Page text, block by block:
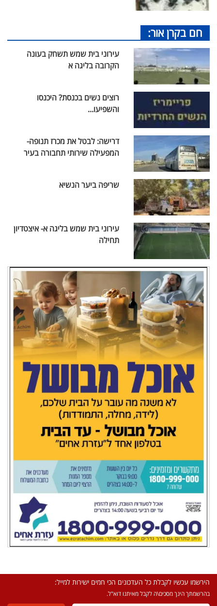
חם בקרן אור:
עירוני בית שמש תשחק בעונה
הקרובה בליגה א
רוצים נשים בכנסת? היכנסו
והשפיעו...
דרישה: לבטל את מכרז תנופה-
המפעילה שירותי תחבורה בעיר
שריפה ביער הנשיא
עירוני בית שמש בליגה א- איצטדיון
תחילה
הירשמו עכשיו לקבלת כל העדכונים הכי חמים ישירות למייל:
בהרשמתך הינך מסכים\ה לקבל מאיתנו דוא"ל.